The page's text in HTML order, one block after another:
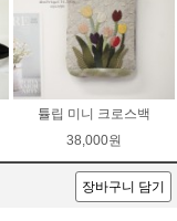
튤립 미니 크로스백
38,000원
장바구니 담기